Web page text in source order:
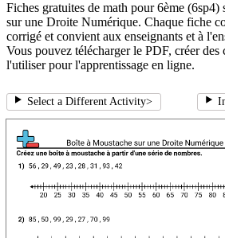
Fiches gratuites de math pour 6ème
sur une Droite Numérique. Chaque fiche
corrigé et convient aux enseignants et à
Vous pouvez télécharger le PDF, créer des
l'utiliser pour l'apprentissage en ligne.
Select a Different Activity>